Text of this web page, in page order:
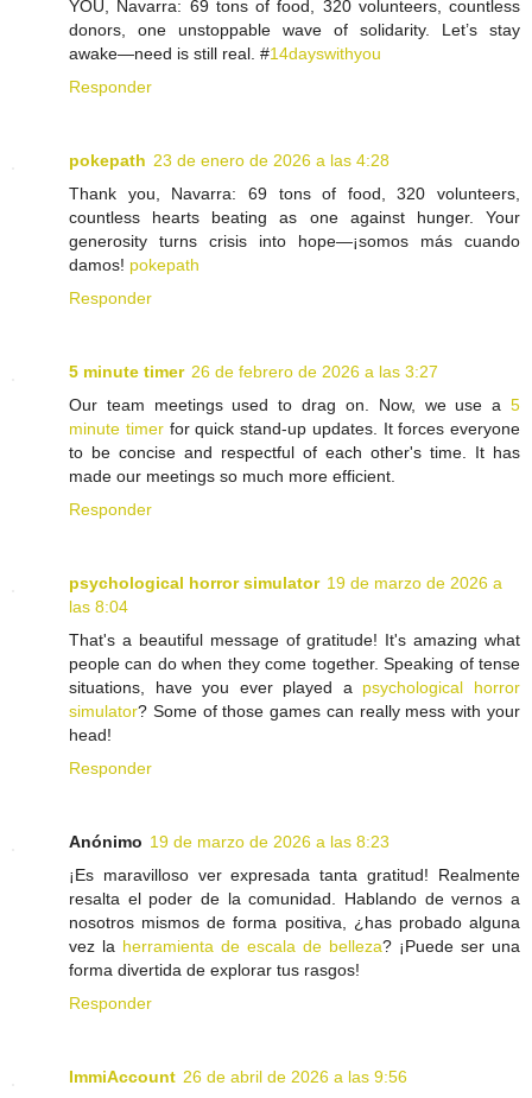
YOU, Navarra: 69 tons of food, 320 volunteers, countless
donors, one unstoppable wave of solidarity. Let’s stay
awake—need is still real. #14dayswithyou
Responder
pokepath 23 de enero de 2026 a las 4:28
Thank you, Navarra: 69 tons of food, 320 volunteers,
countless hearts beating as one against hunger. Your
generosity turns crisis into hope—¡somos más cuando
damos! pokepath
Responder
5 minute timer 26 de febrero de 2026 a las 3:27
Our team meetings used to drag on. Now, we use a 5
minute timerfor quick stand-up updates. It forces everyone
to be concise and respectful of each other's time. It has
made our meetings so much more efficient.
Responder
psychological horror simulator 19 de marzo de 2026 a
las 8:04
That's a beautiful message of gratitude! It's amazing what
people can do when they come together. Speaking of tense
situations, have you ever played a psychological horror
simulator? Some of those games can really mess with your
head!
Responder
Anónimo 19 de marzo de 2026 a las 8:23
¡Es maravilloso ver expresada tanta gratitud! Realmente
resalta el poder de la comunidad. Hablando de vernos a
nosotros mismos de forma positiva, ¿has probado alguna
vez la herramienta de escala de belleza? ¡Puede ser una
forma divertida de explorar tus rasgos!
Responder
ImmiAccount 26 de abril de 2026 a las 9:56